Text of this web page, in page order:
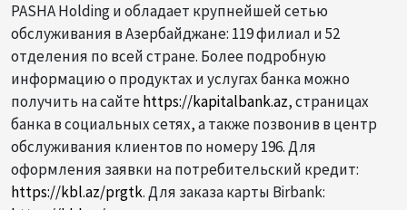
PASHA Holding и обладает крупнейшей сетью
обслуживания в Азербайджане: 119 филиал и 52
отделения по всей стране. Более подробную
информацию о продуктах и услугах банка можно
получить на сайте https://kapitalbank.az, страницах
банка в социальных сетях, а также позвонив в центр
обслуживания клиентов по номеру 196. Для
оформления заявки на потребительский кредит:
https://kbl.az/prgtk. Для заказа карты Birbank: